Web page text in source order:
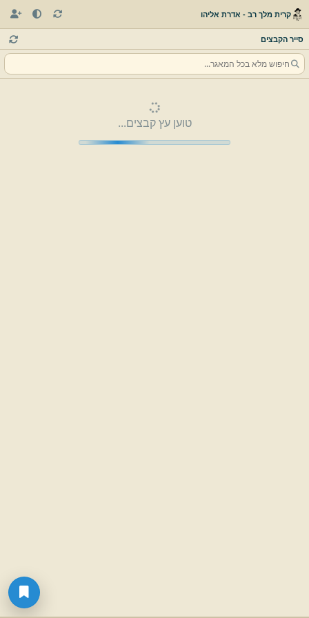
קרית מלך רב - אדרת אליהו
סייר הקבצים
טוען עץ קבצים...